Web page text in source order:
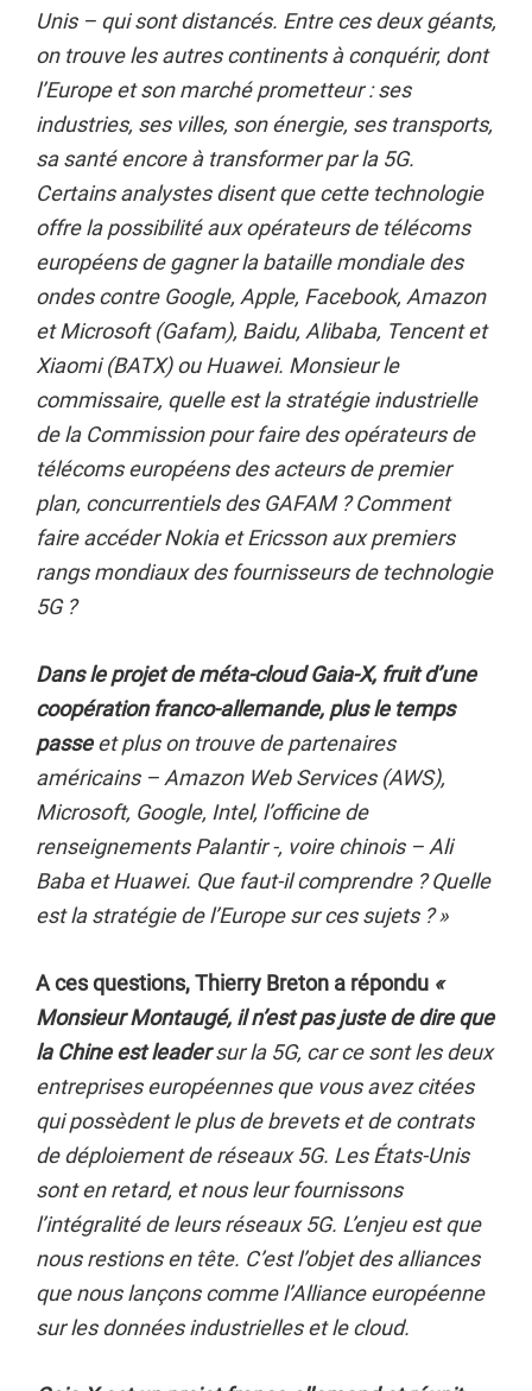
Unis – qui sont distancés. Entre ces deux géants,
on trouve les autres continents à conquérir, dont
l’Europe et son marché prometteur : ses
industries, ses villes, son énergie, ses transports,
sa santé encore à transformer par la 5G.
Certains analystes disent que cette technologie
offre la possibilité aux opérateurs de télécoms
européens de gagner la bataille mondiale des
ondes contre Google, Apple, Facebook, Amazon
et Microsoft (Gafam), Baidu, Alibaba, Tencent et
Xiaomi (BATX) ou Huawei. Monsieur le
commissaire, quelle est la stratégie industrielle
de la Commission pour faire des opérateurs de
télécoms européens des acteurs de premier
plan, concurrentiels des GAFAM ? Comment
faire accéder Nokia et Ericsson aux premiers
rangs mondiaux des fournisseurs de technologie
5G ?
Dans le projet de méta-cloud Gaia-X, fruit d’une
coopération franco-allemande, plus le temps
passeet plus on trouve de partenaires
américains – Amazon Web Services (AWS),
Microsoft, Google, Intel, l’officine de
renseignements Palantir -, voire chinois – Ali
Baba et Huawei. Que faut-il comprendre ? Quelle
est la stratégie de l’Europe sur ces sujets ? »
A ces questions, Thierry Breton a répondu «
Monsieur Montaugé, il n’est pas juste de dire que
la Chine est leadersur la 5G, car ce sont les deux
entreprises européennes que vous avez citées
qui possèdent le plus de brevets et de contrats
de déploiement de réseaux 5G. Les États-Unis
sont en retard, et nous leur fournissons
l’intégralité de leurs réseaux 5G. L’enjeu est que
nous restions en tête. C’est l’objet des alliances
que nous lançons comme l’Alliance européenne
sur les données industrielles et le cloud.